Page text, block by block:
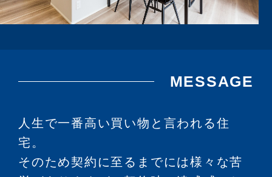
MESSAGE
人生で一番高い買い物と言われる住
宅。
そのため契約に至るまでには様々な苦